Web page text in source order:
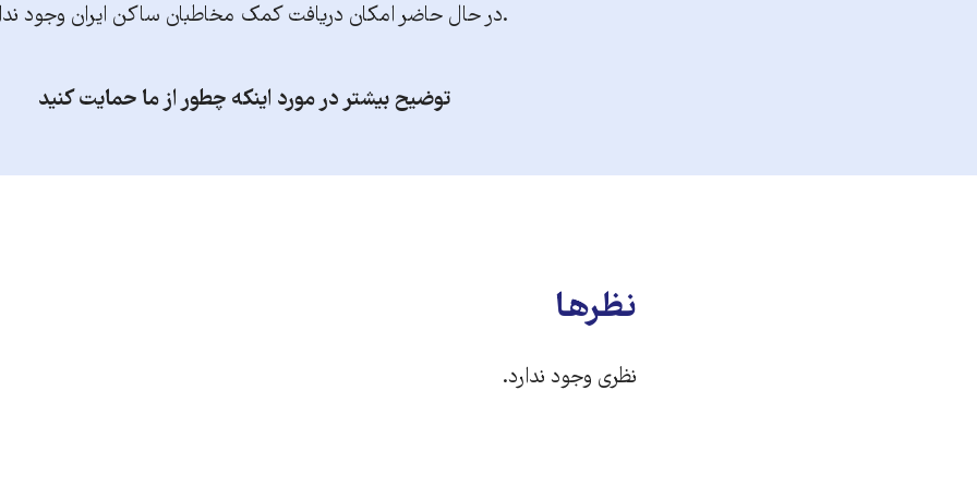
.در حال حاضر امکان دریافت کمک مخاطبان ساکن ایران وجود
توضیح بیشتر در مورد اینکه چطور از ما حمایت کنید
نظرها
نظری وجود ندارد.